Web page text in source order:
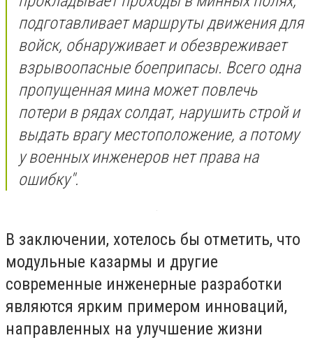
подготавливает маршруты движения для
войск, обнаруживает и обезвреживает
взрывоопасные боеприпасы. Всего одна
пропущенная мина может повлечь
потери в рядах солдат, нарушить строй и
выдать врагу местоположение, а потому
у военных инженеров нет права на
ошибку".
В заключении, хотелось бы отметить, что
модульные казармы и другие
современные инженерные разработки
являются ярким примером инноваций,
направленных на улучшение жизни